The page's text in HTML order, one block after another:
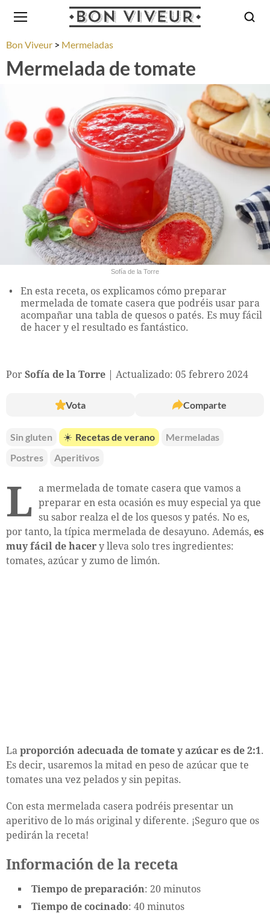
Bon Viveur Mermeladas
Mermelada de tomate
Sofía de la Torre
En esta receta, os explicamos cómo preparar
mermelada de tomate casera que podréis usar para
acompañar una tabla de quesos o patés. Es muy fácil
de hacer y el resultado es fantástico.
Por Sofía de la Torre Actualizado: 05 febrero 2024
Vota Comparte
Sin gluten ☀️ Recetas de verano
Mermeladas
Postres
Aperitivos
L a mermelada de tomate casera que vamos a
preparar en esta ocasión es muy especial ya que
su sabor realza el de los quesos y patés. No es,
por tanto, la típica mermelada de desayuno. Además, es
muy fácil de hacer y lleva solo tres ingredientes:
tomates, azúcar y zumo de limón.
La proporción adecuada de tomate y azúcar es de 2:1 .
Es decir, usaremos la mitad en peso de azúcar que te
tomates una vez pelados y sin pepitas.
Con esta mermelada casera podréis presentar un
aperitivo de lo más original y diferente. ¡Seguro que os
pedirán la receta!
Información de la receta
Tiempo de preparación: 20 minutos
Tiempo de cocinado: 40 minutos